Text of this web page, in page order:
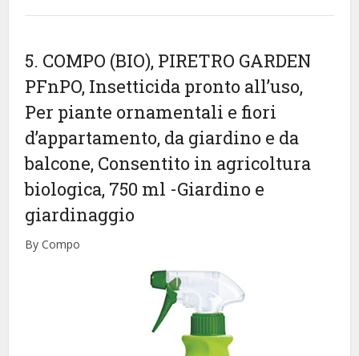
5. COMPO (BIO), PIRETRO GARDEN
PFnPO, Insetticida pronto all’uso,
Per piante ornamentali e fiori
d’appartamento, da giardino e da
balcone, Consentito in agricoltura
biologica, 750 ml -Giardino e
giardinaggio
By Compo